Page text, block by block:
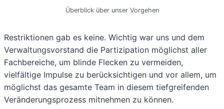
Überblick über unser Vorgehen
Restriktionen gab es keine. Wichtig war uns und dem
Verwaltungsvorstand die Partizipation möglichst aller
Fachbereiche, um blinde Flecken zu vermeiden,
vielfältige Impulse zu berücksichtigen und vor allem, um
möglichst das gesamte Team in diesem tiefgreifenden
Veränderungsprozess mitnehmen zu können.